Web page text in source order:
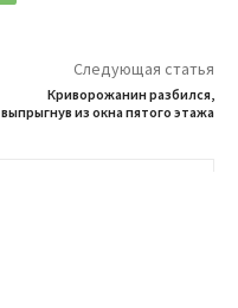
Следующая статья
Криворожанин разбился,
выпрыгнув из окна пятого этажа